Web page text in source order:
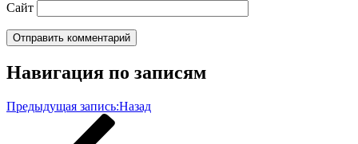
Сайт
Навигация по записям
Предыдущая запись:Назад